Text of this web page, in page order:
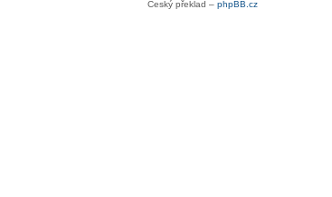
Český překlad – phpBB.cz